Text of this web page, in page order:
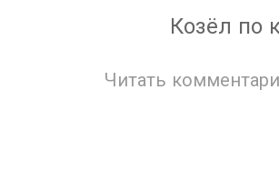
Козёл по
Читать